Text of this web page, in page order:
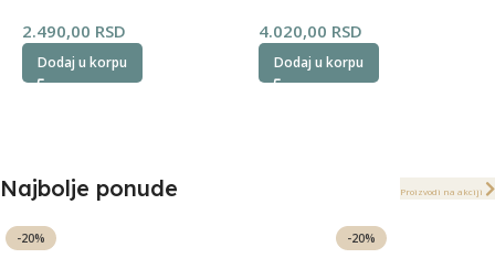
2.490,00 RSD
Dodaj u korpu
4.020,00 RSD
Dodaj u korpu
Najbolje ponude Proizvodi na akciji
-20% -20%